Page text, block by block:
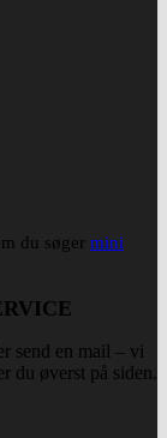
du søger mini
send en mail – vi
du øverst på siden.